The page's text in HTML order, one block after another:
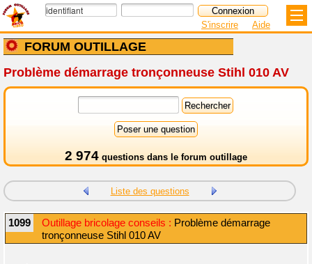
FORUM OUTILLAGE
S'inscrire Aide
Problème démarrage tronçonneuse Stihl 010 AV
2 974 questions dans le forum outillage
Liste des questions
1099 Outillage bricolage conseils : Problème démarrage
tronçonneuse Stihl 010 AV